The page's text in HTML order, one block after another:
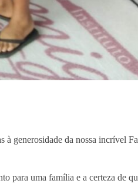
generosidade da nossa incrível
para uma família e a certeza de